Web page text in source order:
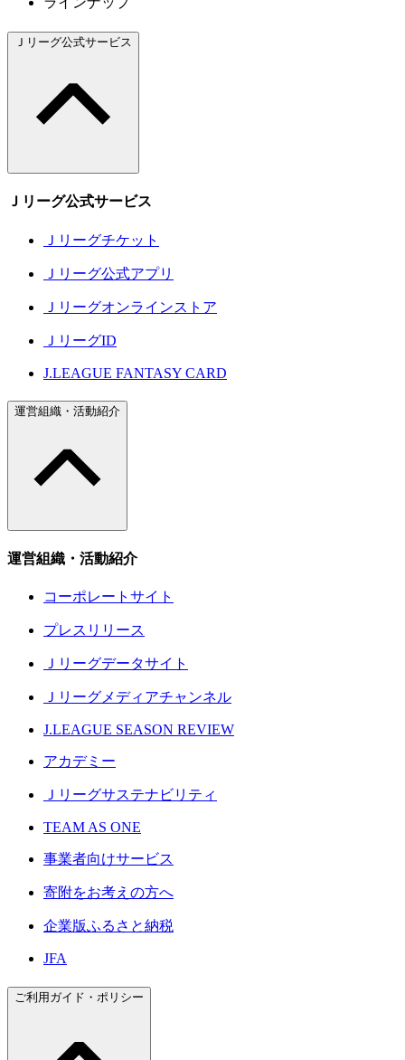
Ｊリーグ公式サービス
Ｊリーグ公式サービス
Ｊリーグチケット
Ｊリーグ公式アプリ
Ｊリーグオンラインストア
ＪリーグID
J.LEAGUE FANTASY CARD
運営組織・活動紹介
運営組織・活動紹介
コーポレートサイト
プレスリリース
Ｊリーグデータサイト
Ｊリーグメディアチャンネル
J.LEAGUE SEASON REVIEW
アカデミー
Ｊリーグサステナビリティ
TEAM AS ONE
事業者向けサービス
寄附をお考えの方へ
企業版ふるさと納税
JFA
ご利用ガイド・ポリシー